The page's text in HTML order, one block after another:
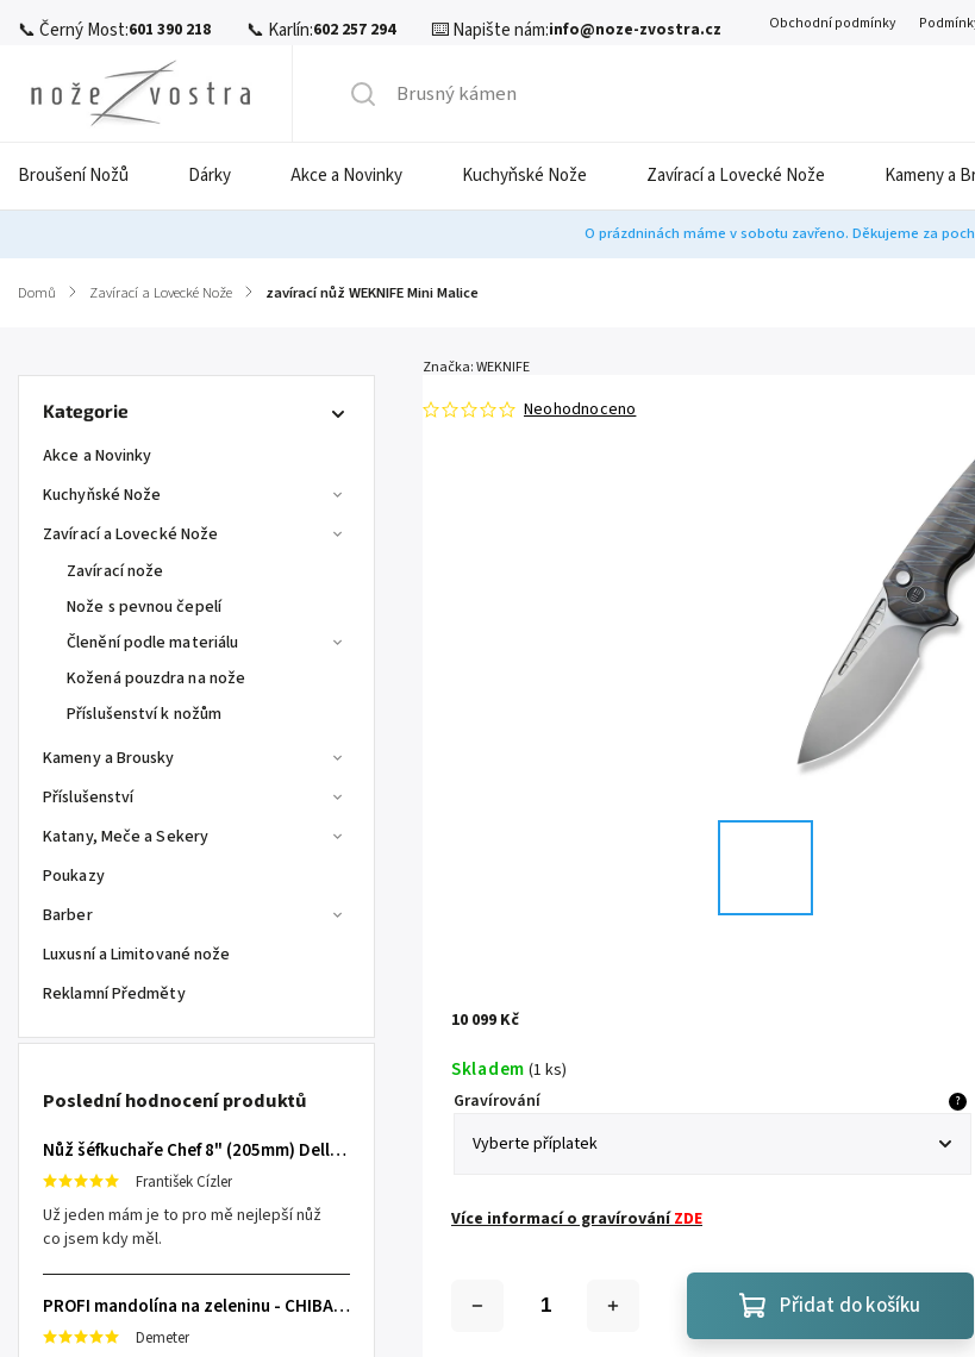
📞 Černý Most:601 390 218 📞 Karlín:602 257 294 ⌨️ Napište nám:info@noze-zvostra.cz Obchodní podmínky
Broušení Nožů Dárky Akce a Novinky Kuchyňské Nože Zavírací a Lovecké Nože Kameny a
O prázdninách máme v sobotu zavřeno. Děkujeme za
Domů / Zavírací a Lovecké Nože / zavírací nůž WEKNIFE Mini Malice
Kategorie
Akce a Novinky
Kuchyňské Nože
Zavírací a Lovecké Nože
Zavírací nože
Nože s pevnou čepelí
Členění podle materiálu
Kožená pouzdra na nože
Příslušenství k nožům
Kameny a Brousky
Příslušenství
Katany, Meče a Sekery
Poukazy
Barber
Luxusní a Limitované nože
Reklamní Předměty
Poslední hodnocení produktů
Nůž šéfkuchaře Chef 8" (205mm) Dellinger TOIVO - Professional Damascus
František Cízler
Už jeden mám je to pro mě nejlepší nůž
co jsem kdy měl.
PROFI mandolína na zeleninu - CHIBA Japan, sengiri slicekun
Demeter
Neohodnoceno
Značka:WEKNIFE
10 099 Kč
Skladem (1 ks)
Gravírování
?
Více informací o gravírováníZDE
Přidat do košíku